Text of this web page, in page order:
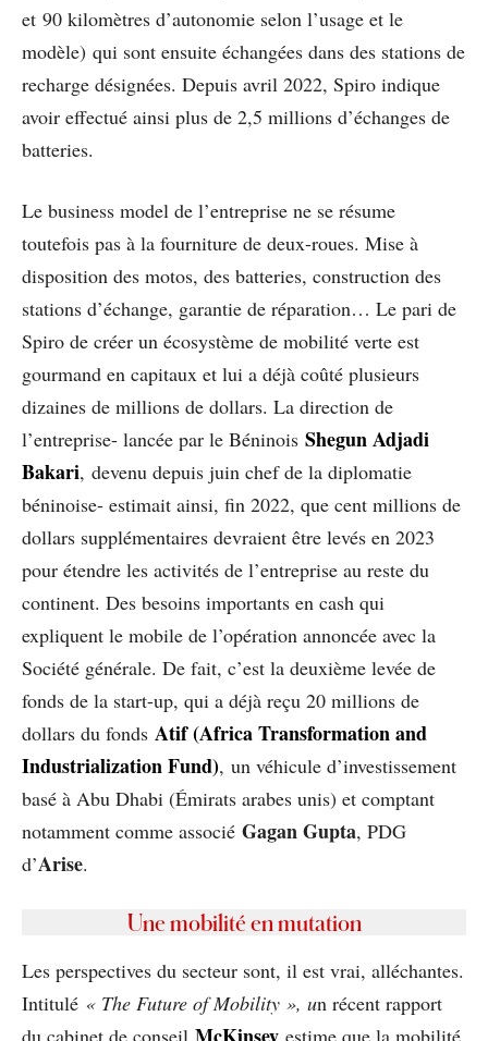
et 90 kilomètres d’autonomie selon l’usage et le
modèle) qui sont ensuite échangées dans des stations de
recharge désignées. Depuis avril 2022, Spiro indique
avoir effectué ainsi plus de 2,5 millions d’échanges de
batteries.
Le business model de l’entreprise ne se résume
toutefois pas à la fourniture de deux-roues. Mise à
disposition des motos, des batteries, construction des
stations d’échange, garantie de réparation… Le pari de
Spiro de créer un écosystème de mobilité verte est
gourmand en capitaux et lui a déjà coûté plusieurs
dizaines de millions de dollars. La direction de
l’entreprise- lancée par le Béninois Shegun Adjadi
Bakari, devenu depuis juin chef de la diplomatie
béninoise- estimait ainsi, fin 2022, que cent millions de
dollars supplémentaires devraient être levés en 2023
pour étendre les activités de l’entreprise au reste du
continent. Des besoins importants en cash qui
expliquent le mobile de l’opération annoncée avec la
Société générale. De fait, c’est la deuxième levée de
fonds de la start-up, qui a déjà reçu 20 millions de
dollars du fonds Atif (Africa Transformation and
Industrialization Fund), un véhicule d’investissement
basé à Abu Dhabi (Émirats arabes unis) et comptant
notamment comme associé Gagan Gupta, PDG
d’Arise.
Une mobilité en mutation
Les perspectives du secteur sont, il est vrai, alléchantes.
Intitulé « The Future of Mobility », un récent rapport
du cabinet de conseil McKinsey estime que la mobilité